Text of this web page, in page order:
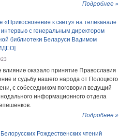
Подробнее »
«Прикосновение к свету» на телеканале
с генеральным директором
библиотеки Беларуси Вадимом
влияние оказало принятие Православия
и судьбу нашего народа от Полоцкого
с собеседником поговорил ведущий
информационного отдела
Подробнее »
Рождественских чтений